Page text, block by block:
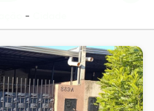
-